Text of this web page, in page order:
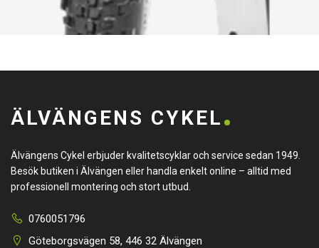
ÄLVÄNGENS CYKEL
Älvängens Cykel erbjuder kvalitetscyklar och service sedan 1949.
Besök butiken i Älvängen eller handla enkelt online – alltid med
professionell montering och stort utbud.
0760051796
Göteborgsvägen 58, 446 32 Älvängen